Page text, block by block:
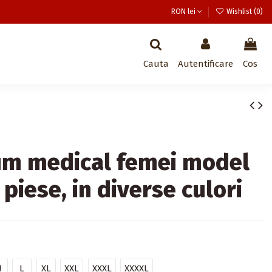
RON lei Wishlist (0)
Cauta Autentificare Cos
medical femei model
piese, in diverse culori
L XL XXL XXXL XXXXL